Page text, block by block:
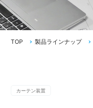
TOP 製品ラインナップ
カーテン装置